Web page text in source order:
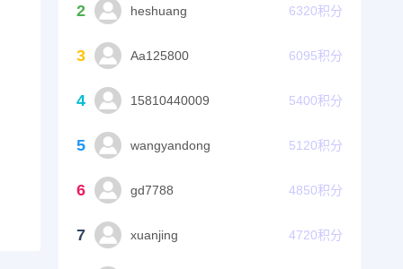
2 heshuang 6320积分
3 Aa125800 6095积分
4 15810440009 5400积分
5 wangyandong 5120积分
6 gd7788 4850积分
7 xuanjing 4720积分